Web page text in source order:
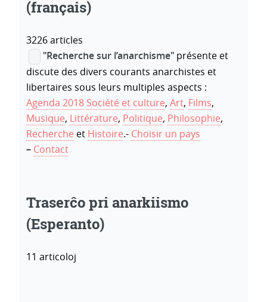
(français)
3226 articles
"Recherche sur l’anarchisme" présente et
discute des divers courants anarchistes et
libertaires sous leurs multiples aspects :
Agenda 2018 Société et culture, Art, Films,
Musique, Littérature, Politique, Philosophie,
Recherche et Histoire.- Choisir un pays
– Contact
Traserĉo pri anarkiismo
(Esperanto)
11 articoloj